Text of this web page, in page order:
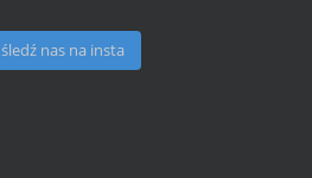
śledź nas na insta